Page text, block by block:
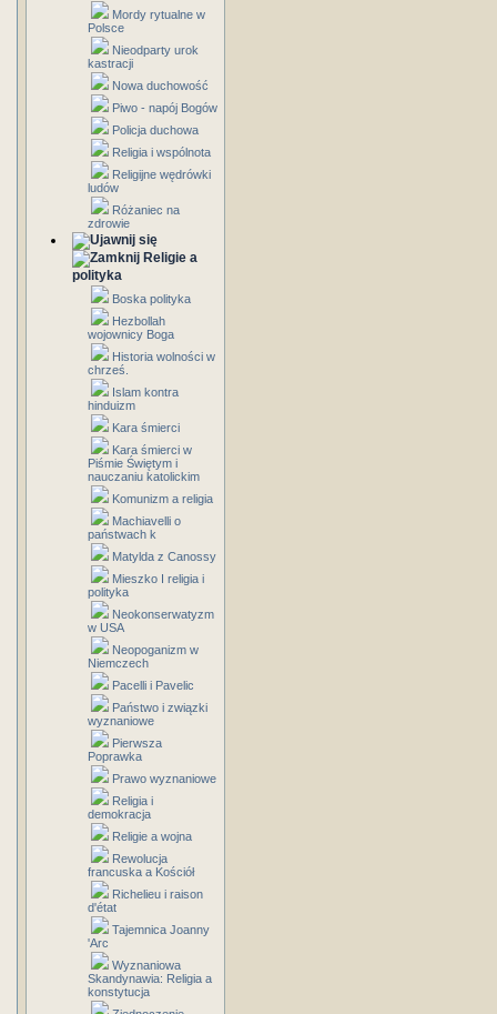
Mordy rytualne w
Polsce
Nieodparty urok
kastracji
Nowa duchowość
Piwo - napój Bogów
Policja duchowa
Religia i wspólnota
Religijne wędrówki
ludów
Różaniec na
zdrowie
Religie a
polityka
Boska polityka
Hezbollah
wojownicy Boga
Historia wolności w
chrześ.
Islam kontra
hinduizm
Kara śmierci
Kara śmierci w
Piśmie Świętym i
nauczaniu katolickim
Komunizm a religia
Machiavelli o
państwach k
Matylda z Canossy
Mieszko I religia i
polityka
Neokonserwatyzm
w USA
Neopoganizm w
Niemczech
Pacelli i Pavelic
Państwo i związki
wyznaniowe
Pierwsza
Poprawka
Prawo wyznaniowe
Religia i
demokracja
Religie a wojna
Rewolucja
francuska a Kościół
Richelieu i raison
d'état
Tajemnica Joanny
'Arc
Wyznaniowa
Skandynawia: Religia a
konstytucja